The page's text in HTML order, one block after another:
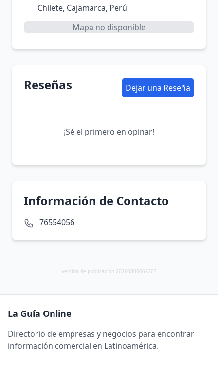
Chilete, Cajamarca, Perú
Mapa no disponible
Reseñas Dejar una Reseña
¡Sé el primero en opinar!
Información de Contacto
76554056
versión de publicación 20260806064203
La Guía Online
Directorio de empresas y negocios para encontrar
información comercial en Latinoamérica.